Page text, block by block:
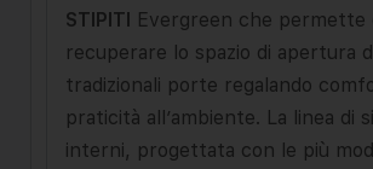
STIPITI Evergreen che permette
recuperare lo spazio di apertura
tradizionali porte regalando
praticità all’ambiente. La linea di
interni, progettata con le più